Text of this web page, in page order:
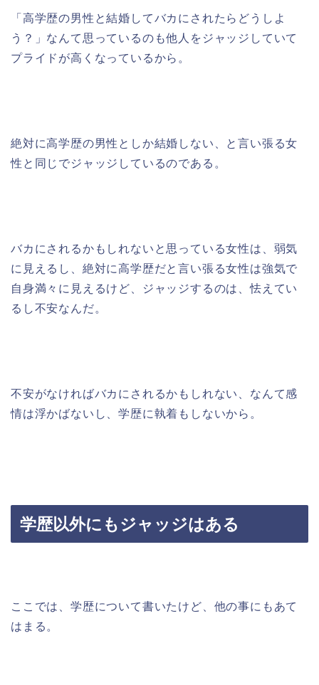
「高学歴の男性と結婚してバカにされたらどうしよ
う？」なんて思っているのも他人をジャッジしていて
プライドが高くなっているから。
絶対に高学歴の男性としか結婚しない、と言い張る女
性と同じでジャッジしているのである。
バカにされるかもしれないと思っている女性は、弱気
に見えるし、絶対に高学歴だと言い張る女性は強気で
自身満々に見えるけど、ジャッジするのは、怯えてい
るし不安なんだ。
不安がなければバカにされるかもしれない、なんて感
情は浮かばないし、学歴に執着もしないから。
学歴以外にもジャッジはある
ここでは、学歴について書いたけど、他の事にもあて
はまる。